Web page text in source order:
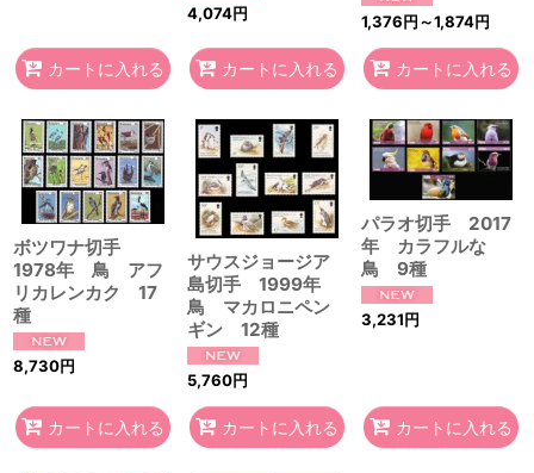
カートに入れる
4,074円
カートに入れる
1,376円～1,874円
カートに入れる
ボツワナ切手
1978年 鳥 アフ
リカレンカク 17
種
8,730円
カートに入れる
サウスジョージア
島切手 1999年
鳥 マカロニペン
ギン 12種
5,760円
カートに入れる
パラオ切手 2017
年 カラフルな
鳥 9種
3,231円
カートに入れる